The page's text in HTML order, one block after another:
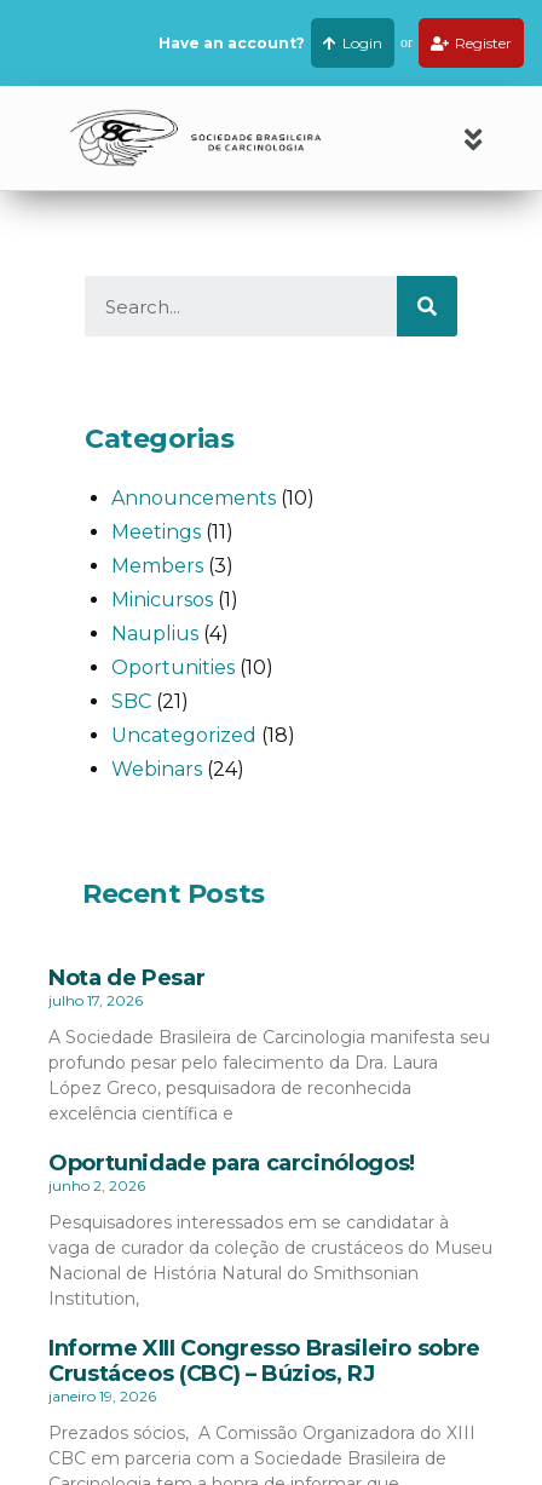
Have an account? Login or Register
Categorias
Announcements (10)
Meetings (11)
Members (3)
Minicursos (1)
Nauplius (4)
Oportunities (10)
SBC (21)
Uncategorized (18)
Webinars (24)
Recent Posts
Nota de Pesar
julho 17, 2026
A Sociedade Brasileira de Carcinologia manifesta seu
profundo pesar pelo falecimento da Dra. Laura
López Greco, pesquisadora de reconhecida
excelência científica e
Oportunidade para carcinólogos!
junho 2, 2026
Pesquisadores interessados em se candidatar à
vaga de curador da coleção de crustáceos do Museu
Nacional de História Natural do Smithsonian
Institution,
Informe XIII Congresso Brasileiro sobre
Crustáceos (CBC) – Búzios, RJ
janeiro 19, 2026
Prezados sócios, A Comissão Organizadora do XIII
CBC em parceria com a Sociedade Brasileira de